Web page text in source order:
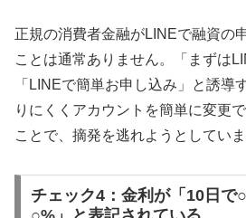
正規の消費者金融がLINEで融資の
ことは通常ありません。「まずは
「LINEで簡単お申し込み」と誘導
りにくくアカウントを簡単に変更
ことで、摘発を逃れようとしていま
チェック4：金利が「10日で